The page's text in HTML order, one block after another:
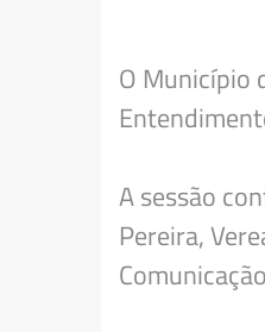
O Município
A sessão
Pereira,